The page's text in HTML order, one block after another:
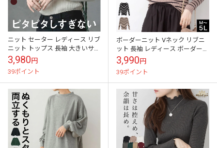
ニット セーター レディース リブ
ニット トップス 長袖 大きいサイ
ズ きれいめ シンプル カジュアル
コットン 綿100% ラウ...
3,980円
39ポイント
ボーダーニット Vネック リブニ
ット 長袖 レディース ボーダー
柄 薄手 セーター 媚びない大人の
柄ニット。ボーダーVネックリ
ブ...
3,990円
39ポイント